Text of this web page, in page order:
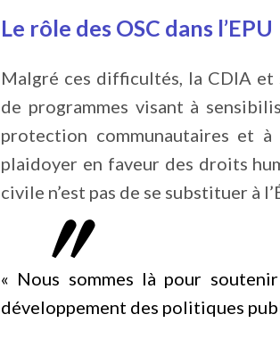
Le rôle des OSC dans l’EPU
Malgré ces difficultés, la CDIA
de programmes visant à
protection communautaires et
plaidoyer en faveur des droits
civile n’est pas de se substituer à
« Nous sommes là pour
développement des politiques